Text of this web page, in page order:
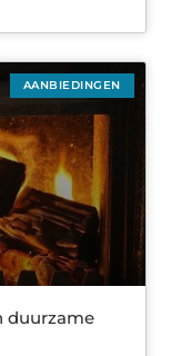
AANBIEDINGEN
duurzame